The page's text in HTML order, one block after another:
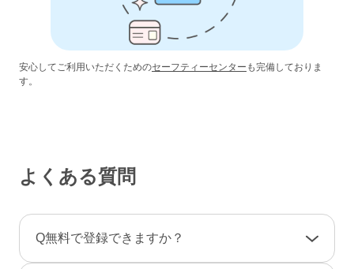
安心してご利用いただくためのセーフティーセンター も完備しておりま
す。
よくある質問
Q無料で登録できますか？